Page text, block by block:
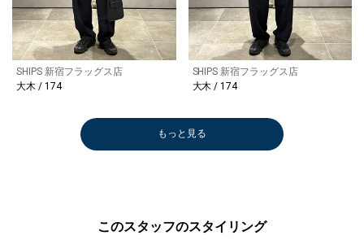
SHIPS 新宿フラッグス店
大木 / 174
SHIPS 新宿フラッグス店
大木 / 174
もっと見る
このスタッフのスタイリング